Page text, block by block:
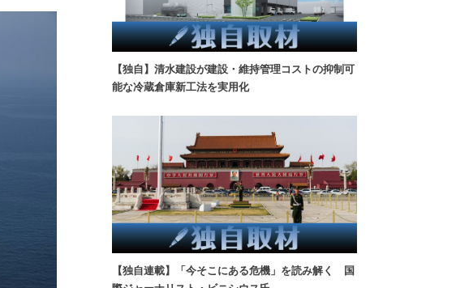
【独自】清水建設が建設・維持管理コストの抑制可
能な冷蔵倉庫新工法を実用化
【独自連載】「今そこにある危機」を読み解く 国